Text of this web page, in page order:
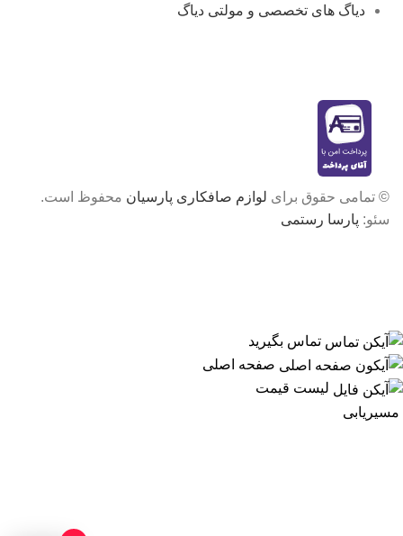
دیاگ های تخصصی و مولتی دیاگ
© تمامی حقوق برای لوازم صافکاری پارسیان محفوظ است.
سئو: پارسا رستمی
تماس بگیرید
صفحه اصلی
لیست قیمت
مسیریابی